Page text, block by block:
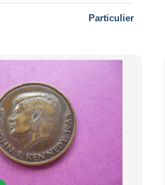
Particulier